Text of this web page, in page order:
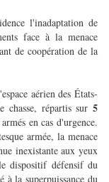
l'inadaptation de
face à la menace
de coopération de la
aérien des États-
chasse, répartis sur5
en cas d'urgence.
armée, la menace
inexistante aux yeux
dispositif défensif du
la superpuissance du